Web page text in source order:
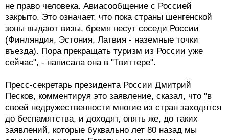
не право человека. Авиасообщение с Россией
закрыто. Это означает, что пока страны шенгенской
зоны выдают визы, бремя несут соседи России
(Финляндия, Эстония, Латвия - наземные точки
въезда). Пора прекращать туризм из России уже
сейчас", - написала она в "Твиттере".
Пресс-секретарь президента России Дмитрий
Песков, комментируя это заявление, сказал, что "в
своей недружественности многие из стран заходятся
до беспамятства, и доходят, опять же, до таких
заявлений, которые буквально лет 80 назад мы